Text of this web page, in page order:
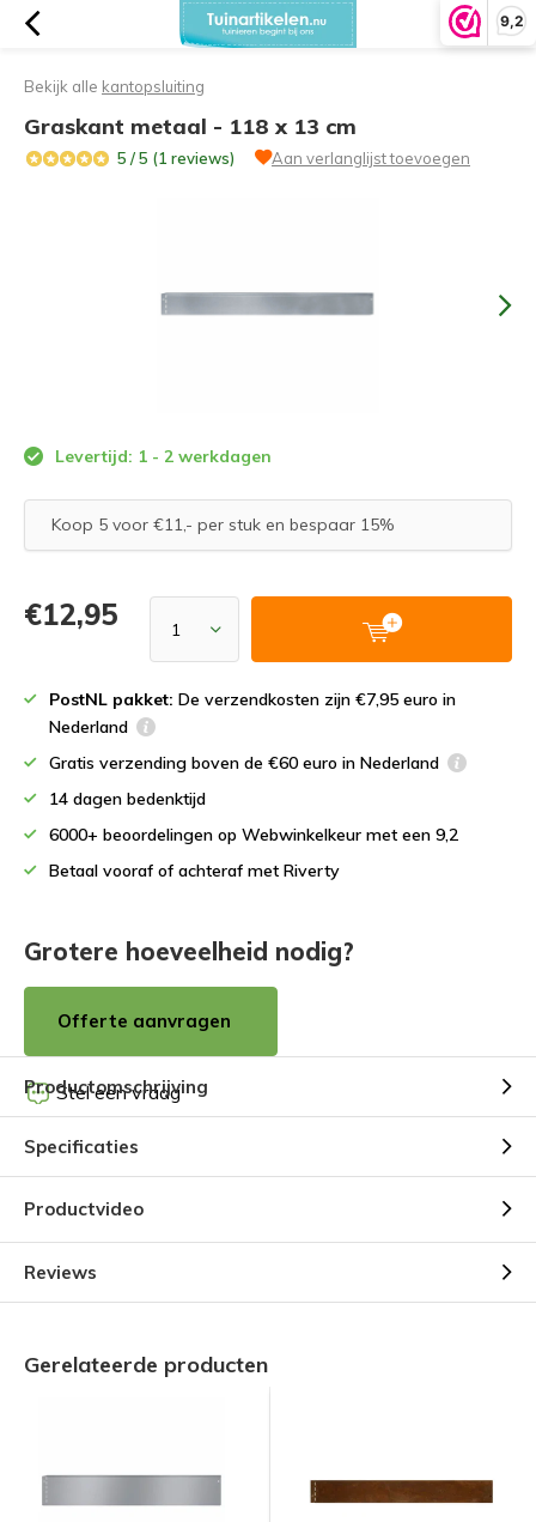
9,2
Bekijk alle kantopsluiting
Graskant metaal - 118 x 13 cm
5 / 5 (1 reviews) Aan verlanglijst toevoegen
Levertijd: 1 - 2 werkdagen
Koop 5 voor €11,- per stuk en bespaar 15%
€12,95
PostNL pakket: De verzendkosten zijn €7,95 euro in
Nederland
Gratis verzending boven de €60 euro in Nederland
14 dagen bedenktijd
6000+ beoordelingen op Webwinkelkeur met een 9,2
Betaal vooraf of achteraf met Riverty
Grotere hoeveelheid nodig?
Offerte aanvragen
Stel een vraag
Productomschrijving
Specificaties
Productvideo
Reviews
Gerelateerde producten